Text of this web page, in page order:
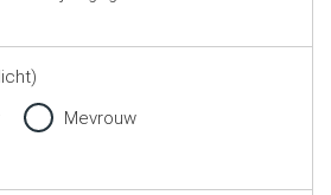
Mevrouw